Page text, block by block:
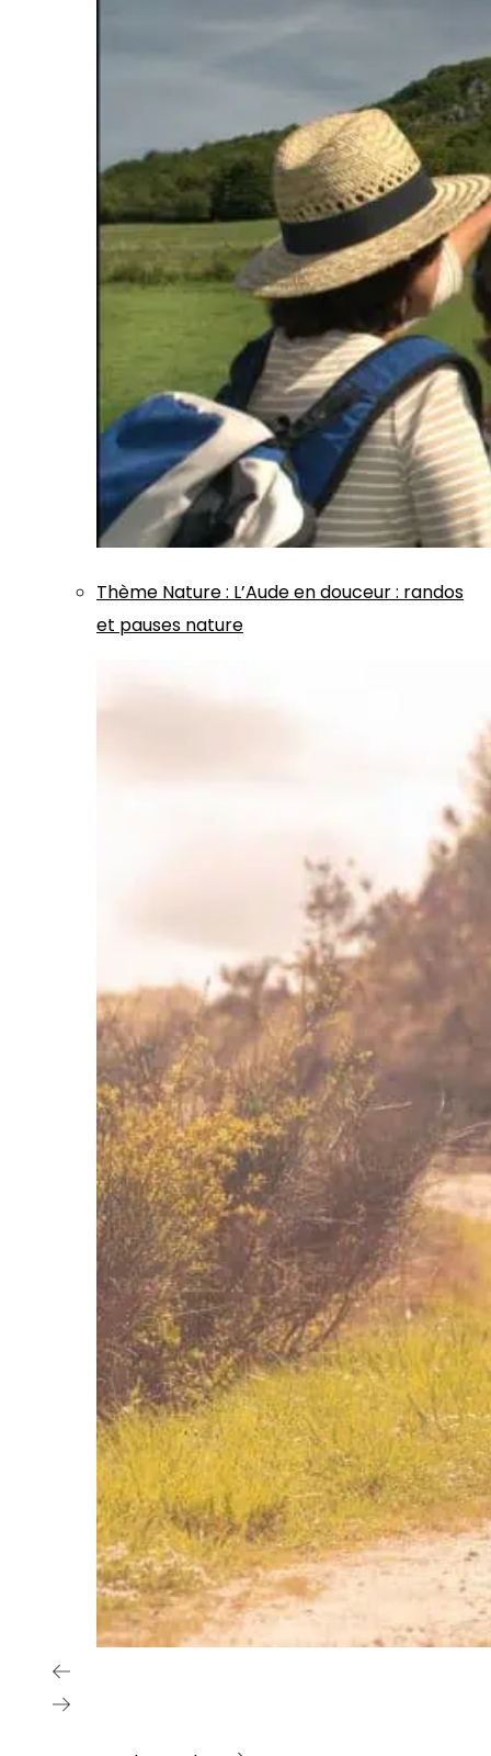
Thème Nature: L’Aude en douceur : randos
et pauses nature